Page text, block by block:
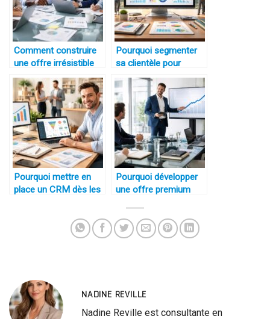
Comment construire
une offre irrésistible
pour un marché B2B
concurrentiel
Pourquoi segmenter
sa clientèle pour
augmenter son taux
de conversion
Pourquoi mettre en
place un CRM dès les
Pourquoi développer
une offre premium
NADINE REVILLE
Nadine Reville est consultante en